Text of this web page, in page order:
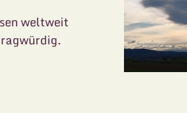
weltweit